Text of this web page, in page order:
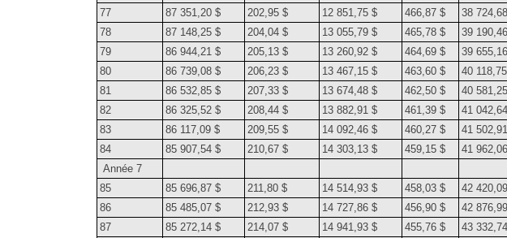
77
87 351,20 $ 202,95 $ 12 851,75 $ 466,87 $
38
78
87 148,25 $ 204,04 $ 13 055,79 $ 465,78 $
39
79
86 944,21 $ 205,13 $ 13 260,92 $ 464,69 $
39
80
86 739,08 $ 206,23 $ 13 467,15 $ 463,60 $
40
81
86 532,85 $ 207,33 $ 13 674,48 $ 462,50 $
40
82
86 325,52 $ 208,44 $ 13 882,91 $ 461,39 $
41
83
86 117,09 $ 209,55 $ 14 092,46 $ 460,27 $
41
84
85 907,54 $ 210,67 $ 14 303,13 $ 459,15 $
41
Année 7
85
85 696,87 $ 211,80 $ 14 514,93 $ 458,03 $
42
86
85 485,07 $ 212,93 $ 14 727,86 $ 456,90 $
42
87
85 272,14 $ 214,07 $ 14 941,93 $ 455,76 $
43